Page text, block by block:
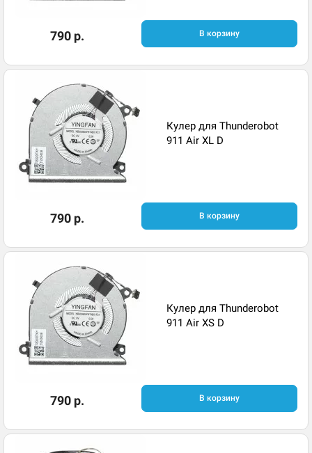
790 р. В корзину
Кулер для Thunderobot
911 Air XL D
790 р. В корзину
Кулер для Thunderobot
911 Air XS D
790 р. В корзину